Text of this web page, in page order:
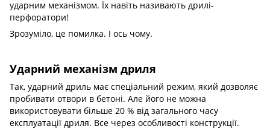
ударним механізмом. Їх навіть називають дрилі-
перфоратори!
Зрозуміло, це помилка. І ось чому.
Ударний механізм дриля
Так, ударний дриль має спеціальний режим, який дозволяє
пробивати отвори в бетоні. Але його не можна
використовувати більше 20 % від загального часу
експлуатації дриля. Все через особливості конструкції.